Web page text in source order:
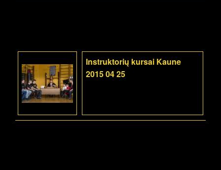
Instruktorių kursai Kaune
2015 04 25